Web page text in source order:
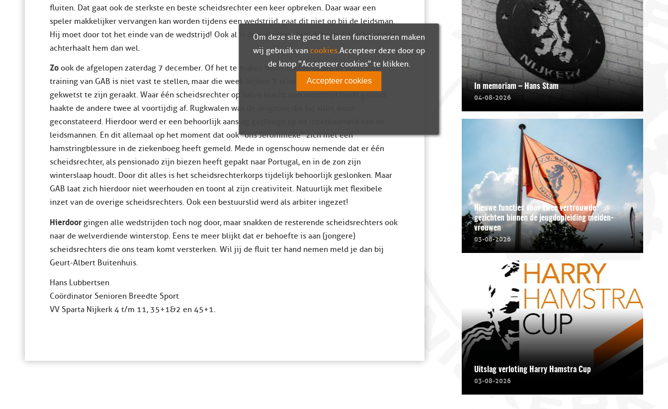
fluiten. Dat gaat ook de sterkste en beste scheidsrechter een keer opbreken. Daar waar een
speler makkelijker vervangen kan worden tijdens een wedstrijd, gaat dit niet op bij de leidsman.
Hij moet door tot het einde van de wedstrijd! Ook al is de scheidsrechter ó zo snel een blessures
achterhaalt hem dan wel.
Zo ook de afgelopen zaterdag 7 december. Of het te maken heeft met te zware of verkeerde
training van GAB is niet vast te stellen, maar die week blijken 3 scheidsrechter zeer ernstig
gekwetst te zijn geraakt. Waar één scheidsrechter op halve kracht een wedstrijd heeft geleidt
haakte de andere twee al voortijdig af. Rugkwalen was de diagnose die bij allen werd
geconstateerd. Hierdoor werd er een behoorlijk aanslag gepleegd op de inzetbaarheid van de
leidsmannen. En dit allemaal op het moment dat ook “ons Jerommeke” zich met een
hamstringblessure in de ziekenboeg heeft gemeld. Mede in ogenschouw nemende dat er één
scheidsrechter, als pensionado zijn biezen heeft gepakt naar Portugal, en in de zon zijn
winterslaap houdt. Door dit alles is het scheidsrechterkorps tijdelijk behoorlijk geslonken. Maar
GAB laat zich hierdoor niet weerhouden en toont al zijn creativiteit. Natuurlijk met flexibele
inzet van de overige scheidsrechters. Ook een bestuurslid werd als arbiter ingezet!
Hierdoor gingen alle wedstrijden toch nog door, maar snakken de resterende scheidsrechters ook
naar de welverdiende winterstop. Eens te meer blijkt dat er behoefte is aan (jongere)
scheidsrechters die ons team komt versterken. Wil jij de fluit ter hand nemen meld je dan bij
Geurt-Albert Buitenhuis.
Hans Lubbertsen
Coördinator Senioren Breedte Sport
VV Sparta Nijkerk 4 t/m 11, 35+1&2 en 45+1.
In memoriam – Hans Stam
04-08-2026
Nieuwe functies voor twee vertrouwde
gezichten binnen de jeugdopleiding meiden-
vrouwen
03-08-2026
Uitslag verloting Harry Hamstra Cup
03-08-2026
Om deze site goed te laten functioneren maken
wij gebruik van cookies. Accepteer deze door op
de knop "Accepteer cookies" te klikken.
Accepteer cookies